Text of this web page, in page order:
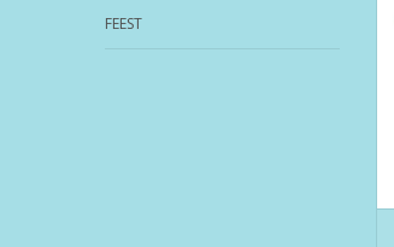
FEEST